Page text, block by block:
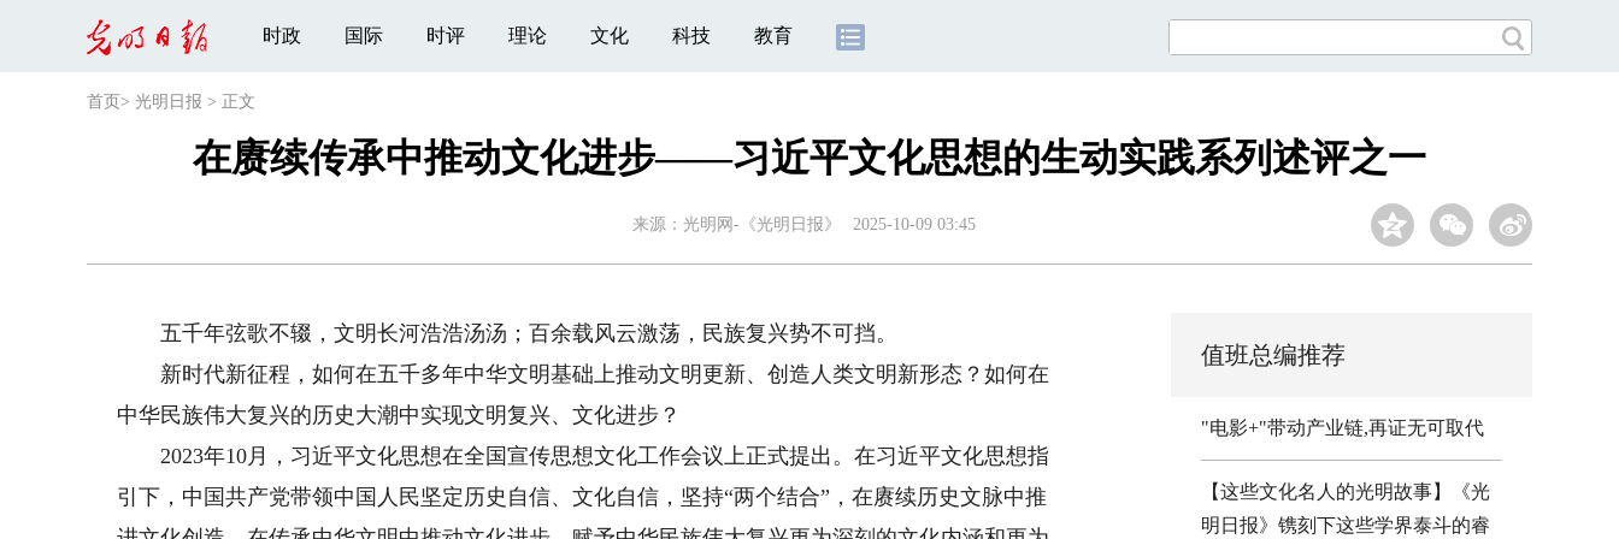
时政 国际 时评 理论 文化 科技 教育
首页 > 光明日报 > 正文
在赓续传承中推动文化进步——习近平文化思想的生动实践系列述评之一
来源： 光明网-《光明日报》 2025-10-09 03:45
五千年弦歌不辍，文明长河浩浩汤汤；百余载风云激荡，民族复兴势不可挡。
新时代新征程，如何在五千多年中华文明基础上推动文明更新、创造人类文明新形态？如何在
中华民族伟大复兴的历史大潮中实现文明复兴、文化进步？
2023年10月，习近平文化思想在全国宣传思想文化工作会议上正式提出。在习近平文化思想指
引下，中国共产党带领中国人民坚定历史自信、文化自信，坚持“两个结合”，在赓续历史文脉中推
值班总编推荐
"电影+"带动产业链,再证无可取代
【这些文化名人的光明故事】《光
明日报》镌刻下这些学界泰斗的睿